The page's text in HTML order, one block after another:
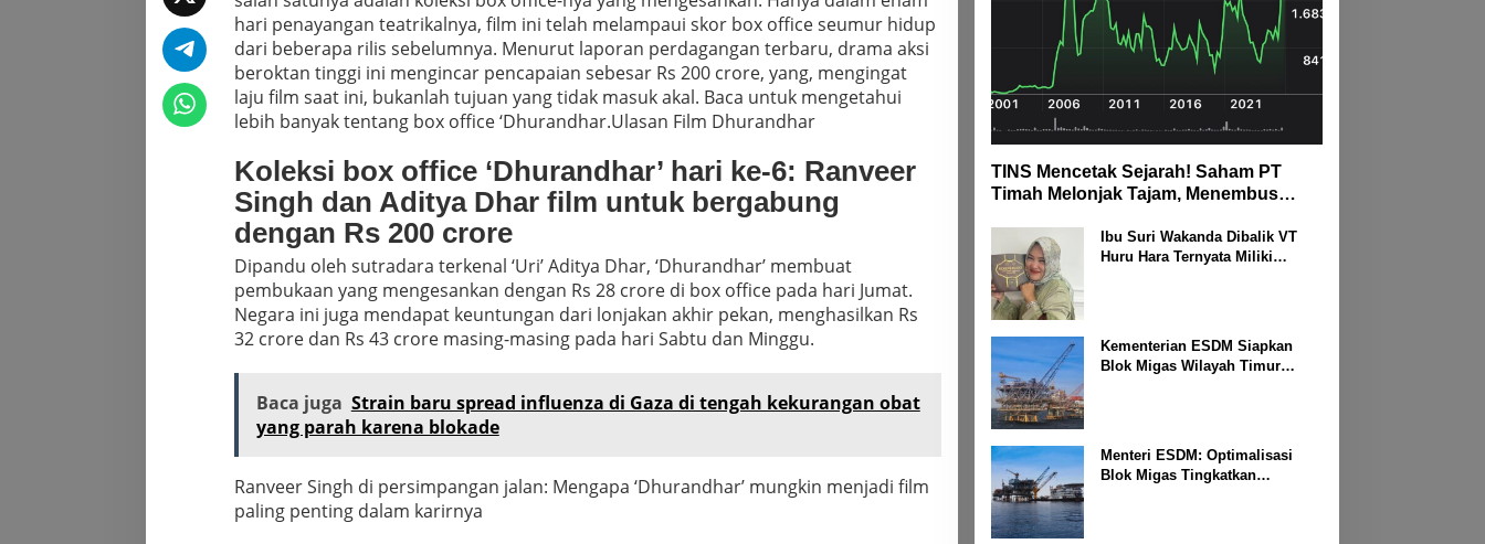
crore
dengan
daya
tarik
yang
kuat.
hari penayangan teatrikalnya, film ini telah melampaui skor box office seumur hidup
dari beberapa rilis sebelumnya. Menurut laporan perdagangan terbaru, drama aksi
beroktan tinggi ini mengincar pencapaian sebesar Rs 200 crore, yang, mengingat
laju film saat ini, bukanlah tujuan yang tidak masuk akal. Baca untuk mengetahui
lebih banyak tentang box office ‘Dhurandhar.Ulasan Film Dhurandhar
Koleksi box office ‘Dhurandhar’ hari ke-6: Ranveer
Singh dan Aditya Dharfilm untuk bergabung
dengan Rs 200 crore
Dipandu oleh sutradara terkenal ‘Uri’ Aditya Dhar, ‘Dhurandhar’ membuat
pembukaan yang mengesankan dengan Rs 28 crore di box office pada hari Jumat.
Negara ini juga mendapat keuntungan dari lonjakan akhir pekan, menghasilkan Rs
32 crore dan Rs 43 crore masing-masing pada hari Sabtu dan Minggu.
Baca juga Strain baru spread influenza di Gaza di tengah kekurangan obat
yang parah karena blokade
Ranveer Singh di persimpangan jalan: Mengapa ‘Dhurandhar’ mungkin menjadi film
paling penting dalam karirnya
TINS Mencetak Sejarah! Saham PT
Timah Melonjak Tajam, Menembus
Ibu Suri Wakanda Dibalik VT
Huru Hara Ternyata Miliki
Kementerian ESDM Siapkan
Blok Migas Wilayah Timur
Menteri ESDM: Optimalisasi
Blok Migas Tingkatkan